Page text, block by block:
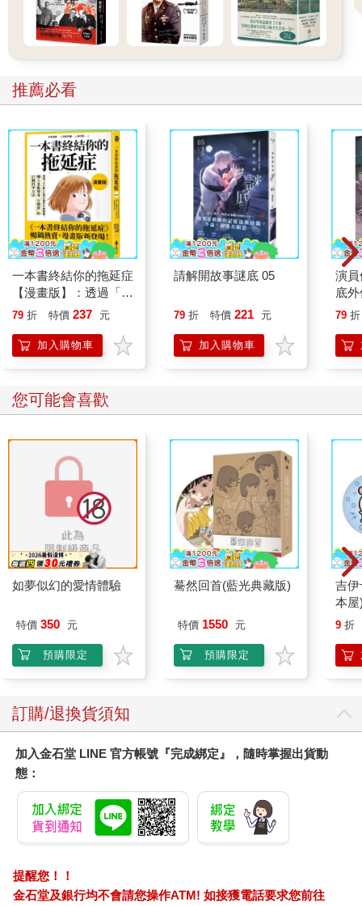
個人經歷，始於青少年時在伊斯坦堡、開羅及特里波利的生活。
而中東、北非和中亞這三個地區，正包含伊斯蘭世界的搖籃，而
且至今仍是伊斯蘭世界的中心。
伊斯蘭境域多元且寬廣。伊斯蘭是世界上發展最快的宗教，從遠
東到北美、歐洲到非洲，廣布其間，而阿拉伯人長久以來卻扮演
不相稱的角色。阿拉伯文永遠是《古蘭經》的語言，也是穆罕默
純真」的語言。麥加和麥地那都位於阿拉伯半島的核心區，在伊
斯蘭歷史上具有關鍵重要性，更強化其穆斯林世界核心所受的關
在此，要談一下寫作方法。對歷史學家來說，雖然檔案、歷史、
傳記、遊記、書信、地圖、圖像、照片及其他文獻是不可或缺
的，但也必須參考現存人物的說法。就像在威廉．莎士比亞
（William Shakespeare）劇作《考利歐雷諾斯》（Criolanus）中
羅馬保民官希西尼烏斯（Sicinius）問市民的問題：「除了人以
外，城市是什麼呢？」市民回答說：「的確，城市就是人民。」
對於重要、持續的主題，來自這十五座城市裡男女的聲音提供新
鮮的視野，反映出這整個區域的現況。
間持續的對話。變化無常的歷史女神克利俄（Clio）比想像中更能
被規律地辨別。例如，在想要恢復一個世紀前滅亡的世界帝國夢
穆斯林世界的國家」時，我們便聽到了克利俄的聲音。2在當下對
伊斯蘭歷史、自由和民主、人權和壓迫、恐怖主義、基督宗教徒
西方和穆斯林東方的既定衝突、外國干預和陰謀論、宗派分歧、
寬容和不寬容、持續存在的內鬥災難的談論裡，我們也能聽到克
利俄的聲音。「內鬥」這個詞彙的阿拉伯文是fitna，它在阿拉伯
文裡還有分歧、失序和混亂的意涵，而近年來的穆斯林世界，就
是在這樣的狀態中劇烈地抽搐─正如我的突尼西亞朋友對身為一
個阿拉伯人的抱怨那樣。
將這十五座城市連結在一起，講述出一個不同於今日刻板印象的
故事，一本引人入勝的關於伊斯蘭力量、學術及靈性的歷史，這
十五座城市見證了伊斯蘭境域曾在好幾個世紀間無止境大膽地創
造世界最偉大文明的勇氣與力量。或許最重要的是，這些城市讓
（cosmopolitanism）的精神，是伊斯蘭世界命運歷程中不可或
缺，也是很多人希望能夠取回的。
第五章 耶路撒冷──紛爭之城（西元十一世紀）
在天空，對著下面的人群發出沙啞叫聲。穿過巨大的大馬士革
門，攤販的手推車在鵝卵石上叮噹作響。在罕載特市集（Suq
Khan al Zeit）中，店主打開百葉窗，掛上出售的衣服、手提袋、
布料和地毯，準備與那些左顧右盼、慧眼獨具的女主顧們討價還
價。頭上戴著黑邊軟呢帽、紅色格紋頭巾（keffiyeh）、彩色小
帽、頭巾的人，和沒有戴帽子、留著大鬍子的人，以及戴著棒球
區、基督宗教徒區或亞美尼亞區。一位白鬍鬚的男子攤開手上的
報紙，伴著一杯熱騰騰的茶，來了解這個喧囂、驚駭的世界。這
推薦必看
一本書終結你的拖延症
【漫畫版】：透過「小
行動」打開大腦的行動
「行動派」的37個科
學方法
79 折 特價 237 元
加入購物車
請解開故事謎底 05
79 折 特價 221 元
加入購物車
演
底
79 折
您可能會喜歡
如夢似幻的愛情體驗
特價 350 元
預購限定
驀然回首(藍光典藏版)
特價 1550 元
預購限定
吉
本屋
9 折
訂購/退換貨須知
加入金石堂 LINE 官方帳號『完成綁定』，隨時掌握出貨動
態：
提醒您！！
金石堂及銀行均不會請您操作ATM! 如接獲電話要求您前往